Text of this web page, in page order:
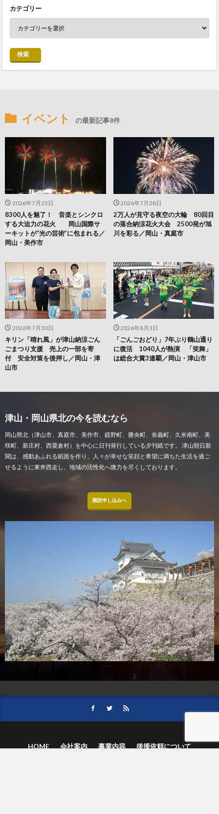
カテゴリー
検索
イベント の最新記事8件
2026年8月3日
「ごんごおどり」7年ぶり鶴山通り
に復活 1040人が熱演 「笑舞」
は総合大賞3連覇／岡山・津山市
2026年7月30日
キリン「晴れ風」が津山納涼ごん
ごまつり支援 売上の一部を寄
付 安全対策を後押し／岡山・津
山市
2026年7月28日
2万人が見守る夜空の大輪 80回目
の落合納涼花火大会 2500発が旭
川を彩る／岡山・真庭市
2026年7月22日
8300人を魅了！ 音楽とシンクロ
する大迫力の花火 岡山国際サ
ーキットが“光の芸術”に包まれる／
岡山・美作市
津山・岡山県北の今を読むなら
岡山県北（津山市、真庭市、美作市、鏡野町、勝央町、奈義町、久米南町、美
咲町、新庄村、西粟倉村）を中心に日刊発行している夕刊紙です。 津山朝日新
聞は、感動あふれる紙面を作り、人々が幸せな笑顔と希望に満ちた生活を過ご
せるように東奔西走し、地域の活性化へ微力を尽くしております。
購読申し込みへ
HOME 会社案内 事業内容
後援依頼について